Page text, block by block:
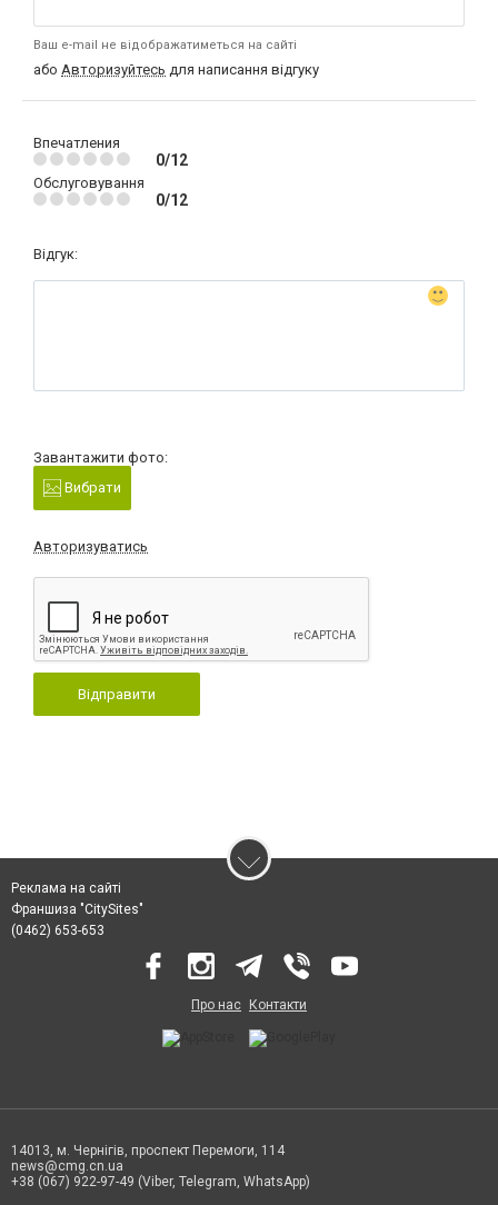
Ваш e-mail не відображатиметься на сайті
або Авторизуйтесь для написання відгуку
Впечатления
0/12
Обслуговування
0/12
Відгук:
Завантажити фото:
Вибрати
Авторизуватись
Відправити
Реклама на сайті
Франшиза "CitySites"
(0462) 653-653
Про нас Контакти
14013, м. Чернігів, проспект Перемоги, 114
news@cmg.cn.ua
+38 (067) 922-97-49 (Viber, Telegram, WhatsApp)